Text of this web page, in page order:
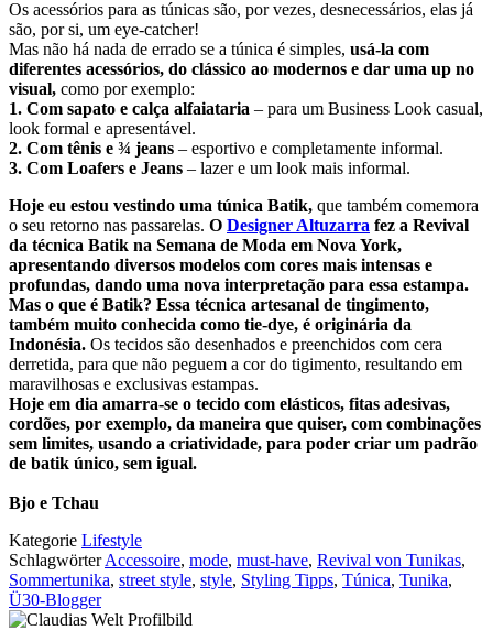
Os acessórios para as túnicas são, por vezes, desnecessários, elas já
são, por si, um eye-catcher!
Mas não há nada de errado se a túnica é simples, usá-la com
diferentes acessórios, do clássico ao modernos e dar uma up no
visual, como por exemplo:
1. Com sapato e calça alfaiataria – para um Business Look casual,
look formal e apresentável.
2. Com tênis e ¾ jeans – esportivo e completamente informal.
3. Com Loafers e Jeans – lazer e um look mais informal.
Hoje eu estou vestindo uma túnica Batik, que também comemora
o seu retorno nas passarelas. O Designer Altuzarra fez a Revival
da técnica Batik na Semana de Moda em Nova York,
apresentando diversos modelos com cores mais intensas e
profundas, dando uma nova interpretação para essa estampa.
Mas o que é Batik? Essa técnica artesanal de tingimento,
também muito conhecida como tie-dye, é originária da
Indonésia. Os tecidos são desenhados e preenchidos com cera
derretida, para que não peguem a cor do tigimento, resultando em
maravilhosas e exclusivas estampas.
Hoje em dia amarra-se o tecido com elásticos, fitas adesivas,
cordões, por exemplo, da maneira que quiser, com combinações
sem limites, usando a criatividade, para poder criar um padrão
de batik único, sem igual.
Bjo e Tchau
Kategorie Lifestyle
SchlagwörterAccessoire, mode, must-have, Revival von Tunikas,
Sommertunika, street style, style, Styling Tipps, Túnica, Tunika,
Ü30-Blogger